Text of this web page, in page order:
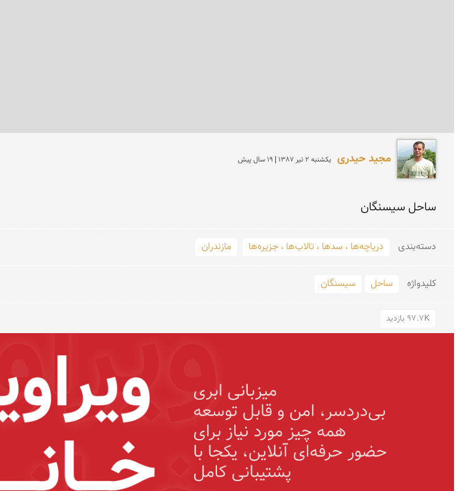
مجید حیدری يكشنبه 2 تير 1387 | 19 سال پیش
ساحل سیسنگان
دسته‌بندی دریاچه‌ها ، سدها ، تالاب‌ها ، جزیره‌ها مازندران
کلید‌واژه ساحل سیسنگان
97.7K بازدید